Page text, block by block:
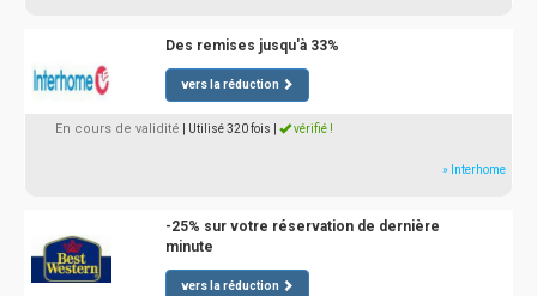
Des remises jusqu'à 33%
vers la réduction
En cours de validité | Utilisé 320 fois vérifié !
» Interhome
-25% sur votre réservation de dernière
minute
vers la réduction